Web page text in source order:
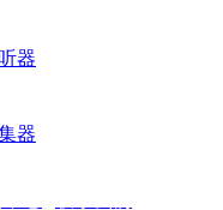
器
器